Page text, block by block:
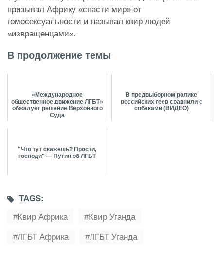
призывал Африку «спасти мир» от
гомосексуальности и называл квир людей
«извращенцами».
В продолжение темы
«Международное
общественное движение ЛГБТ»
обжалует решение Верховного
Суда
В предвыборном ролике
российских геев сравнили с
собаками (ВИДЕО)
"Что тут скажешь? Прости,
господи" — Путин об ЛГБТ
TAGS:
Квир Африка
Квир Уганда
ЛГБТ Африка ЛГБТ Уганда